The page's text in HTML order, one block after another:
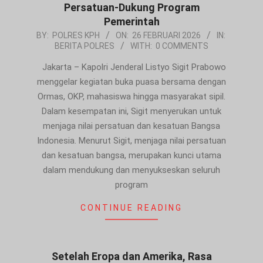
Persatuan-Dukung Program
Pemerintah
2026-
BY: POLRES KPH ON: 26 FEBRUARI 2026
IN:
BERITA POLRES
WITH: 0 COMMENTS
Jakarta – Kapolri Jenderal Listyo Sigit Prabowo
menggelar kegiatan buka puasa bersama dengan
Ormas, OKP, mahasiswa hingga masyarakat sipil.
Dalam kesempatan ini, Sigit menyerukan untuk
menjaga nilai persatuan dan kesatuan Bangsa
Indonesia. Menurut Sigit, menjaga nilai persatuan
dan kesatuan bangsa, merupakan kunci utama
dalam mendukung dan menyukseskan seluruh
program
CONTINUE READING
Setelah Eropa dan Amerika, Rasa